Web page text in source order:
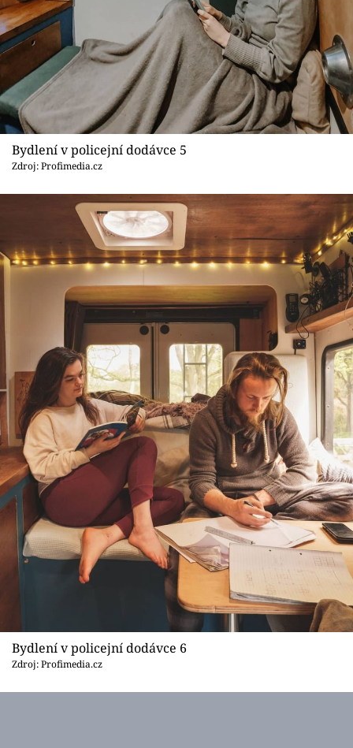
Bydlení v policejní dodávce 5
Zdroj: Profimedia.cz
Bydlení v policejní dodávce 6
Zdroj: Profimedia.cz